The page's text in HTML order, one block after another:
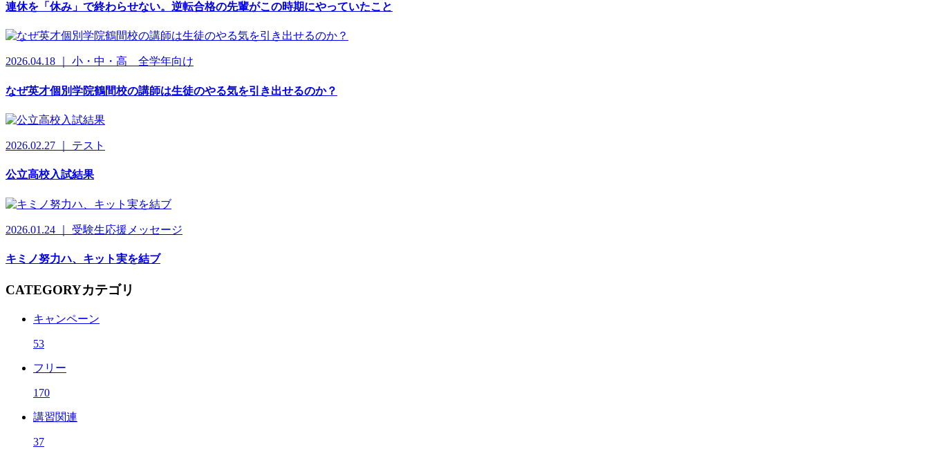
連休を「休み」で終わらせない。逆転合格の先輩がこの時期にやっていたこと
2026.04.18 ｜ 小・中・高 全学年向け
なぜ英才個別学院鶴間校の講師は生徒のやる気を引き出せるのか？
2026.02.27 ｜ テスト
公立高校入試結果
2026.01.24 ｜ 受験生応援メッセージ
キミノ努力ハ、キット実を結ブ
CATEGORYカテゴリ
キャンペーン
53
フリー
170
講習関連
37